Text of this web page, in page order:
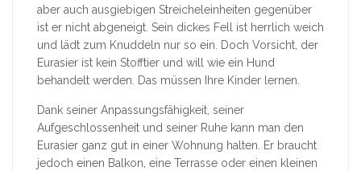
aber auch ausgiebigen Streicheleinheiten gegenüber
ist er nicht abgeneigt. Sein dickes Fell ist herrlich weich
und lädt zum Knuddeln nur so ein. Doch Vorsicht, der
Eurasier ist kein Stofftier und will wie ein Hund
behandelt werden. Das müssen Ihre Kinder lernen.
Dank seiner Anpassungsfähigkeit, seiner
Aufgeschlossenheit und seiner Ruhe kann man den
Eurasier ganz gut in einer Wohnung halten. Er braucht
jedoch einen Balkon, eine Terrasse oder einen kleinen